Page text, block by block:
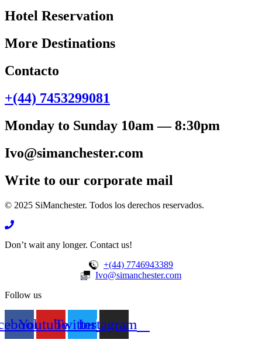
Hotel Reservation
More Destinations
Contacto
+(44) 7453299081
Monday to Sunday 10am — 8:30pm
Ivo@simanchester.com
Write to our corporate mail
© 2025 SiManchester. Todos los derechos reservados.
Don’t wait any longer. Contact us!
+(44) 7746943389
Ivo@simanchester.com
Follow us
YoutubeTwitterInstagram